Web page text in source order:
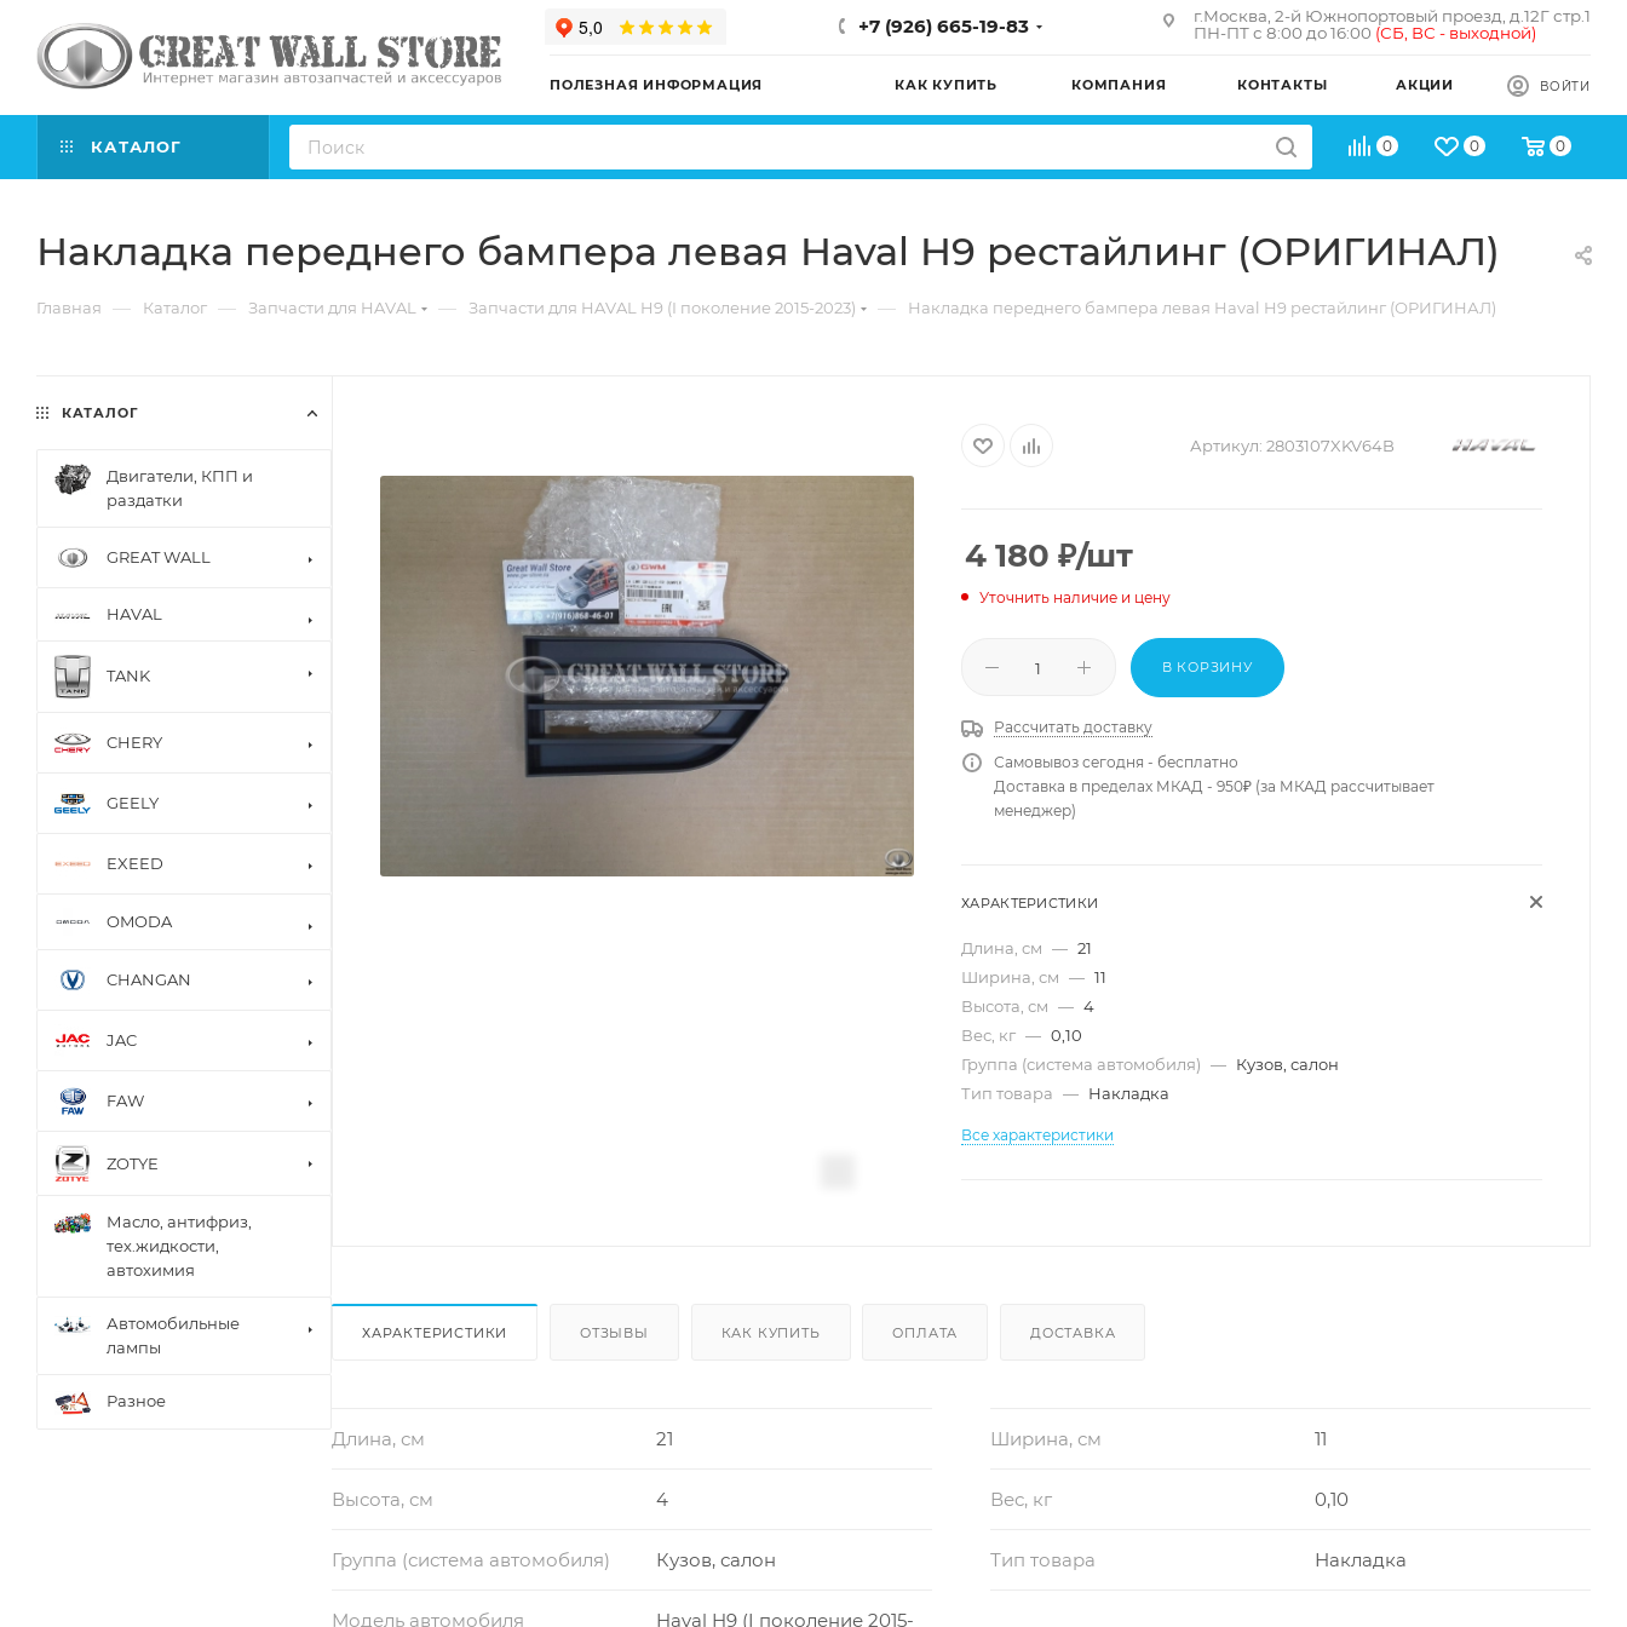
+7 (926) 665-19-83
г.Москва, 2-й Южнопортовый проезд, д.12Г стр.1
ПН-ПТ с 8:00 до 16:00 (СБ, ВС - выходной)
ПОЛЕЗНАЯ ИНФОРМАЦИЯ КАК КУПИТЬ КОМПАНИЯ КОНТАКТЫ АКЦИИ ВОЙТИ
КАТАЛОГ 0 0 0
Накладка переднего бампера левая Haval H9 рестайлинг (ОРИГИНАЛ)
Главная — Каталог — Запчасти для HAVAL — Запчасти для HAVAL H9 (I поколение 2015-2023) — Накладка переднего бампера левая Haval H9 рестайлинг (ОРИГИНАЛ)
Артикул: 2803107XKV64B
4 180 ₽/шт
Уточнить наличие и цену
В КОРЗИНУ
Рассчитать доставку
Самовывоз сегодня - бесплатно
Доставка в пределах МКАД - 950₽ (за МКАД рассчитывает
менеджер)
ХАРАКТЕРИСТИКИ
Длина, см — 21
Ширина, см — 11
Высота, см — 4
Вес, кг — 0,10
Группа (система автомобиля) — Кузов, салон
Тип товара — Накладка
Все характеристики
ХАРАКТЕРИСТИКИ ОТЗЫВЫ КАК КУПИТЬ ОПЛАТА ДОСТАВКА
Длина, см 21 Ширина, см 11
Высота, см 4 Вес, кг 0,10
Группа (система автомобиля) Кузов, салон Тип товара Накладка
Модель автомобиля
Haval H9 (I поколение 2015-
КАТАЛОГ
Двигатели, КПП и
раздатки
GREAT WALL
HAVAL
TANK
CHERY
GEELY
EXEED
OMODA
CHANGAN
JAC
FAW
ZOTYE
Масло, антифриз,
тех.жидкости,
автохимия
Автомобильные
лампы
Разное